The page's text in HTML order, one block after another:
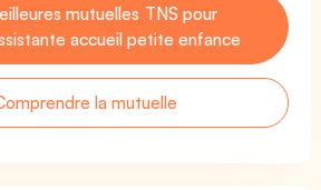
mutuelles TNS pour
accueil petite enfance
la mutuelle